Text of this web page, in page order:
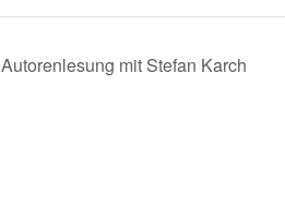
Autorenlesung mit Stefan Karch